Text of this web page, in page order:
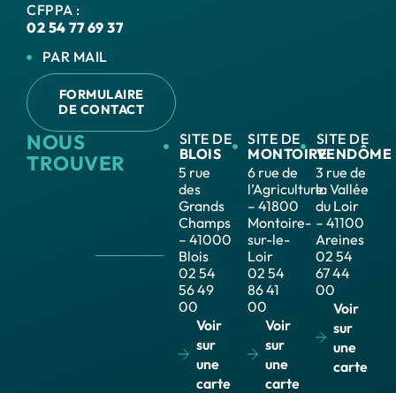
CFPPA :
02 54 77 69 37
PAR MAIL
FORMULAIRE
DE CONTACT
NOUS
TROUVER
SITE DE
BLOIS
5 rue
des
Grands
Champs
– 41000
Blois
02 54
56 49
00
Voir
sur
une
carte
SITE DE
MONTOIRE
6 rue de
l’Agriculture
– 41800
Montoire-
sur-le-
Loir
02 54
86 41
00
Voir
sur
une
carte
SITE DE
VENDÔME
3 rue de
la Vallée
du Loir
– 41100
Areines
02 54
67 44
00
Voir
sur
une
carte